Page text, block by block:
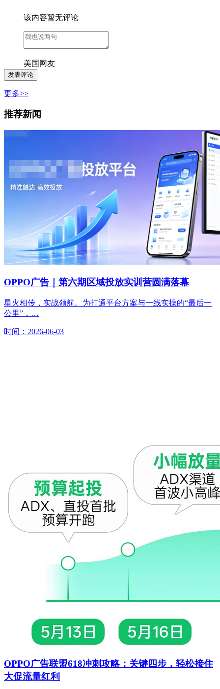
该内容暂无评论
美国网友
更多>>
推荐新闻
OPPO广告｜第六期区域投放实训营圆满落幕
星火相传，实战领航。为打通平台方案与一线实操的“最后一
公里”，…
时间：2026-06-03
OPPO广告联盟618冲刺攻略：关键四步，轻松接住
大促流量红利